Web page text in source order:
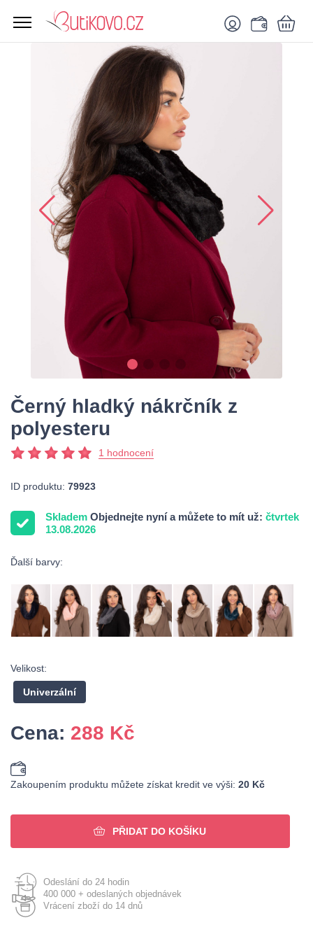
Černý hladký nákrčník z
polyesteru
1 hodnocení
ID produktu: 79923
Skladem Objednejte nyní a můžete to mít už: čtvrtek
13.08.2026
Ďalší barvy:
Velikost:
Univerzální
Cena: 288 Kč
Zakoupením produktu můžete získat kredit ve výši: 20 Kč
PŘIDAT DO KOŠÍKU
Odeslání do 24 hodin
400 000 + odeslaných objednávek
Vrácení zboží do 14 dnů